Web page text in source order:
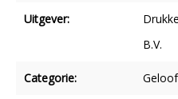
Uitgever:
B.V.
Categorie: